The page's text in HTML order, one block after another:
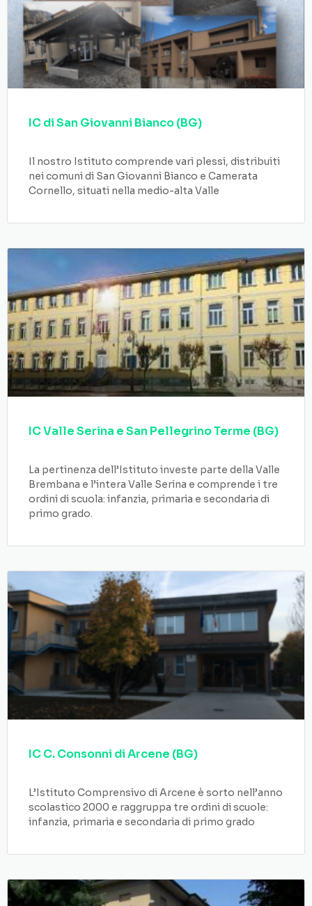
IC di San Giovanni Bianco (BG)
Il nostro Istituto comprende vari plessi, distribuiti
nei comuni di San Giovanni Bianco e Camerata
Cornello, situati nella medio-alta Valle
IC Valle Serina e San Pellegrino Terme (BG)
La pertinenza dell’Istituto investe parte della Valle
Brembana e l’intera Valle Serina e comprende i tre
ordini di scuola: infanzia, primaria e secondaria di
primo grado.
IC C. Consonni di Arcene (BG)
L’Istituto Comprensivo di Arcene è sorto nell’anno
scolastico 2000 e raggruppa tre ordini di scuole:
infanzia, primaria e secondaria di primo grado